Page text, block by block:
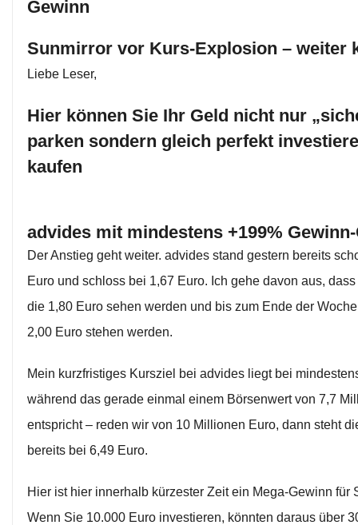
Gewinn
Sunmirror vor Kurs-Explosion – weiter
Liebe Leser,
Hier können Sie Ihr Geld nicht nur
parken sondern gleich perfekt
kaufen
advides mit mindestens +199%
Der Anstieg geht weiter. advides stand gestern bereits
Euro und schloss bei 1,67 Euro. Ich gehe davon aus,
die 1,80 Euro sehen werden und bis zum Ende der
2,00 Euro stehen werden.
Mein kurzfristiges Kursziel bei advides liegt bei
während das gerade einmal einem Börsenwert von 7,7
entspricht – reden wir von 10 Millionen Euro, dann steht
bereits bei 6,49 Euro.
Hier ist hier innerhalb kürzester Zeit ein Mega-Gewinn für
Wenn Sie 10.000 Euro investieren, könnten daraus über